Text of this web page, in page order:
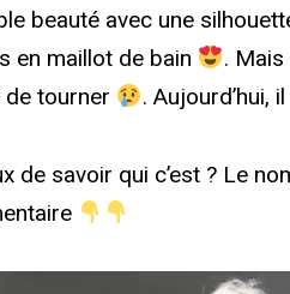
beauté avec une
en maillot de bain
. Mais
de tourner
. Aujourd’hui,
de savoir qui c’est ? Le